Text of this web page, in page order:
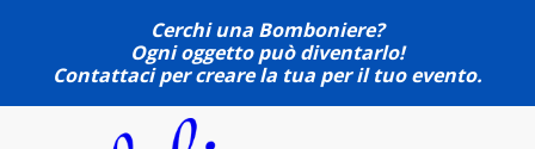
Cerchi una Bomboniere?
Ogni oggetto può diventarlo!
Contattaci per creare la tua per il tuo evento.